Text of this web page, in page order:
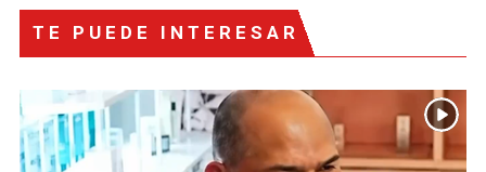
TE PUEDE INTERESAR